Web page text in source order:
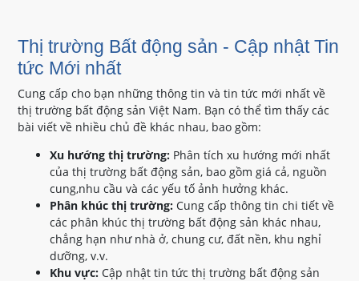
Thị trường Bất động sản - Cập nhật Tin
tức Mới nhất
Cung cấp cho bạn những thông tin và tin tức mới nhất về
thị trường bất động sản Việt Nam. Bạn có thể tìm thấy các
bài viết về nhiều chủ đề khác nhau, bao gồm:
Xu hướng thị trường: Phân tích xu hướng mới nhất
của thị trường bất động sản, bao gồm giá cả, nguồn
cung,nhu cầu và các yếu tố ảnh hưởng khác.
Phân khúc thị trường: Cung cấp thông tin chi tiết về
các phân khúc thị trường bất động sản khác nhau,
chẳng hạn như nhà ở, chung cư, đất nền, khu nghỉ
dưỡng, v.v.
Khu vực: Cập nhật tin tức thị trường bất động sản